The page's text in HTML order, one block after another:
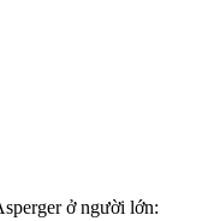
ở người lớn: